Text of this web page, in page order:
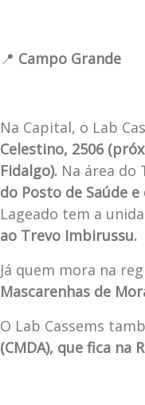
📍 Campo Grande
Na Capital, o Lab
Celestino, 2506
Fidalgo). Na área do
do Posto de Saúde e
Lageado tem a
ao Trevo Imbirussu.
Já quem mora na
Mascarenhas de
O Lab Cassems
(CMDA), que fica na